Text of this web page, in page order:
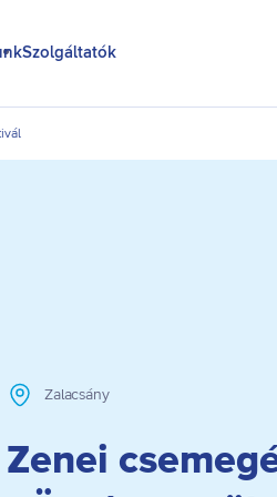
Szolgáltatók
Zalacsány
Zenei